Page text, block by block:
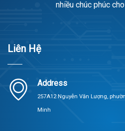
nhiều chúc phúc
Liên Hệ
Address
257A12 Nguyễn Văn Lượng,
Minh